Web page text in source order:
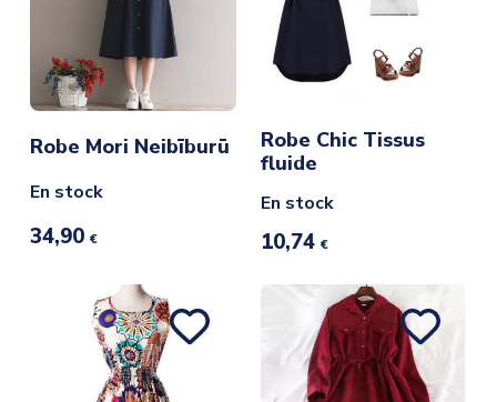
Robe Mori Neibīburū
En stock
34,90 €
Robe Chic Tissus
fluide
En stock
10,74 €